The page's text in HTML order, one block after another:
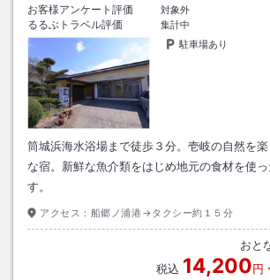
お客様アンケート評価
対象外
るるぶトラベル評価
集計中
駐車場あり
筒城浜海水浴場まで徒歩３分。壱岐の自然を
な宿。新鮮な魚介類をはじめ地元の食材を使
す。
アクセス： 船郷ノ浦港→タクシー約１５分
おと
税込 14,200円